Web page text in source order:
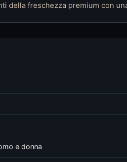
della freschezza premium con
e donna